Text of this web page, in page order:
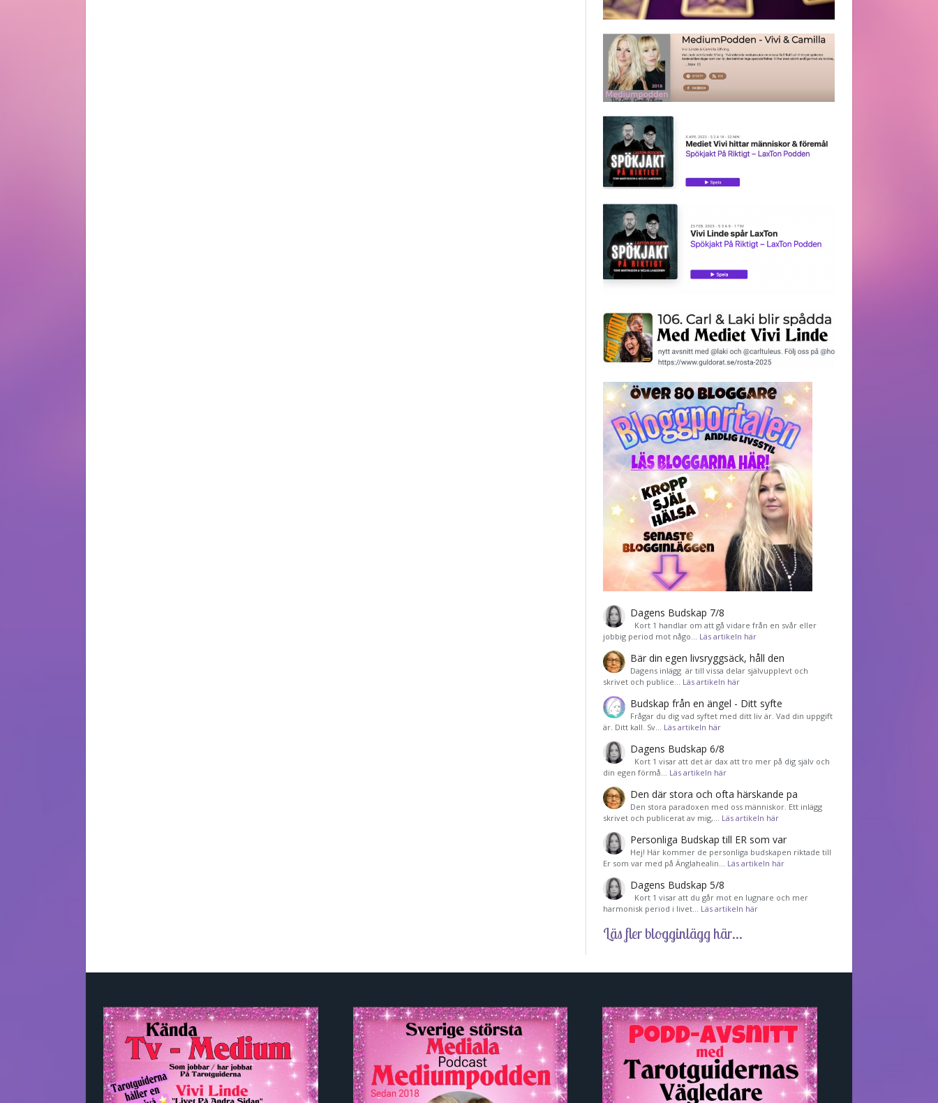
Dagens Budskap 7/8
Kort 1 handlar om att gå vidare från en svår eller
jobbig period mot någo… Läs artikeln här
Bär din egen livsryggsäck, håll den
Dagens inlägg är till vissa delar självupplevt och
skrivet och publice… Läs artikeln här
Budskap från en ängel - Ditt syfte
Frågar du dig vad syftet med ditt liv är. Vad din uppgift
är. Ditt kall. Sv… Läs artikeln här
Dagens Budskap 6/8
Kort 1 visar att det är dax att tro mer på dig själv och
din egen förmå… Läs artikeln här
Den där stora och ofta härskande pa
Den stora paradoxen med oss människor. Ett inlägg
skrivet och publicerat av mig,… Läs artikeln här
Personliga Budskap till ER som var
Hej! Här kommer de personliga budskapen riktade till
Er som var med på Änglahealin… Läs artikeln här
Dagens Budskap 5/8
Kort 1 visar att du går mot en lugnare och mer
harmonisk period i livet… Läs artikeln här
Läs fler blogginlägg här...